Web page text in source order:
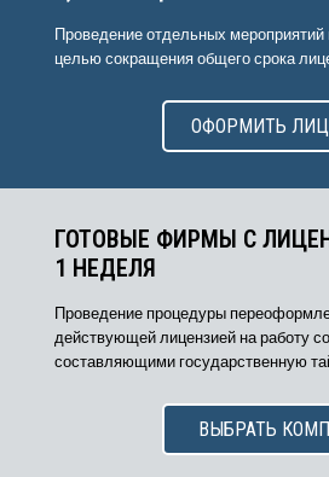
Проведение отдельных мероприятий
целью сокращения общего срока
ОФОРМИТЬ
ГОТОВЫЕ ФИРМЫ С
1 НЕДЕЛЯ
Проведение процедуры
действующей лицензией на работу
составляющими государственную
ВЫБРАТЬ